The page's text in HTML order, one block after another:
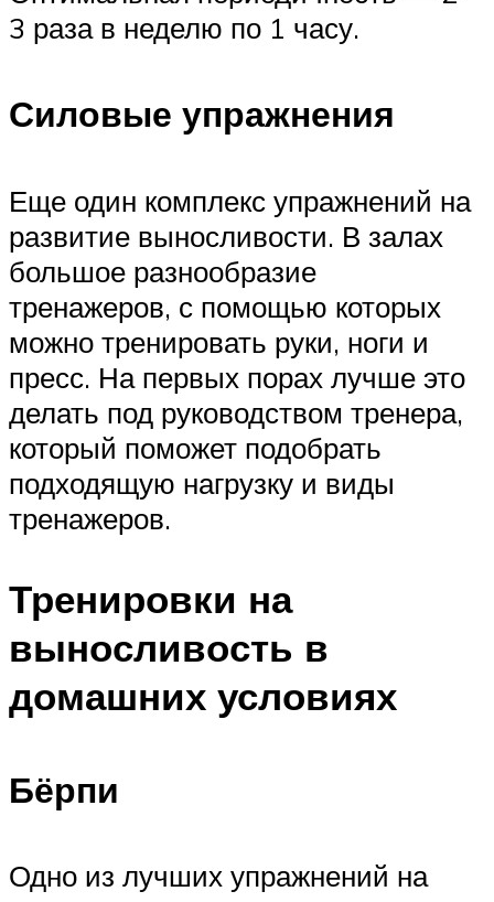
3 раза в неделю по 1 часу.
Силовые упражнения
Еще один комплекс упражнений на
развитие выносливости. В залах
большое разнообразие
тренажеров, с помощью которых
можно тренировать руки, ноги и
пресс. На первых порах лучше это
делать под руководством тренера,
который поможет подобрать
подходящую нагрузку и виды
тренажеров.
Тренировки на
выносливость в
домашних условиях
Бёрпи
Одно из лучших упражнений на